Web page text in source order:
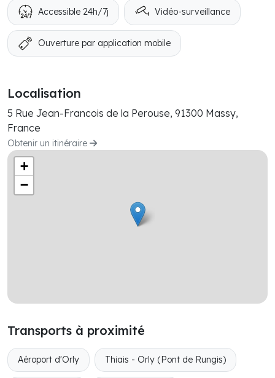
Accessible 24h/7j Vidéo-surveillance
Ouverture par application mobile
Localisation
5 Rue Jean-Francois de la Perouse, 91300 Massy,
France
Obtenir un itinéraire
+
−
Transports à proximité
Aéroport d'Orly Thiais - Orly​ (Pont de Rungis​)